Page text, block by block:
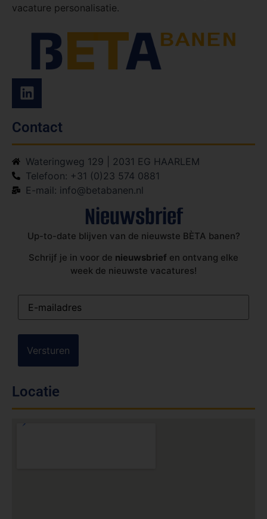
vacature personalisatie.
Contact
Wateringweg 129 | 2031 EG HAARLEM
Telefoon: +31 (0)23 574 0881
E-mail: info@betabanen.nl
Nieuwsbrief
Up-to-date blijven van de nieuwste BÈTA banen?
Schrijf je in voor de nieuwsbrief en ontvang elke
week de nieuwste vacatures!
E-
mailadres(Vereist)
Locatie